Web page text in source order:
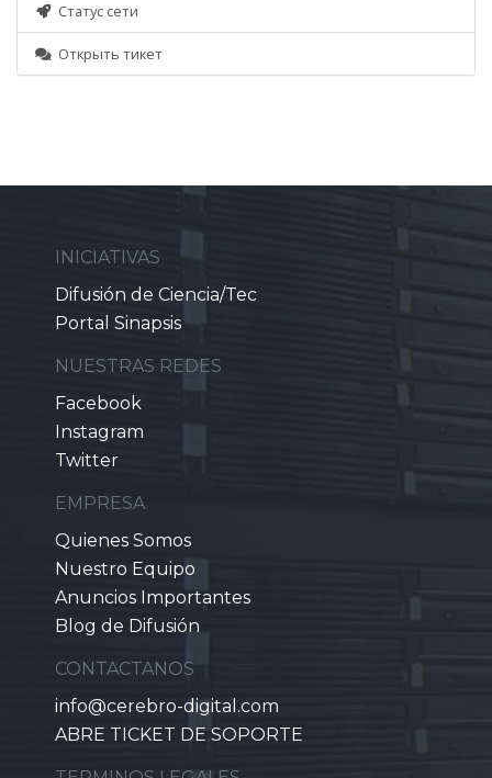
Статус сети
Открыть тикет
INICIATIVAS
Difusión de Ciencia/Tec
Portal Sinapsis
NUESTRAS REDES
Facebook
Instagram
Twitter
EMPRESA
Quienes Somos
Nuestro Equipo
Anuncios Importantes
Blog de Difusión
CONTACTANOS
info@cerebro-digital.com
ABRE TICKET DE SOPORTE